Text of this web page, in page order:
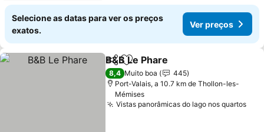
Selecione as datas para ver os preços
exatos.
Ver preços
PartilharAdicionar aos favoritos
B&B Le Phare
8,4 Muito boa
445
Port-Valais, a 10.7 km de Thollon-les-
Mémises
Vistas panorâmicas do lago nos quartos